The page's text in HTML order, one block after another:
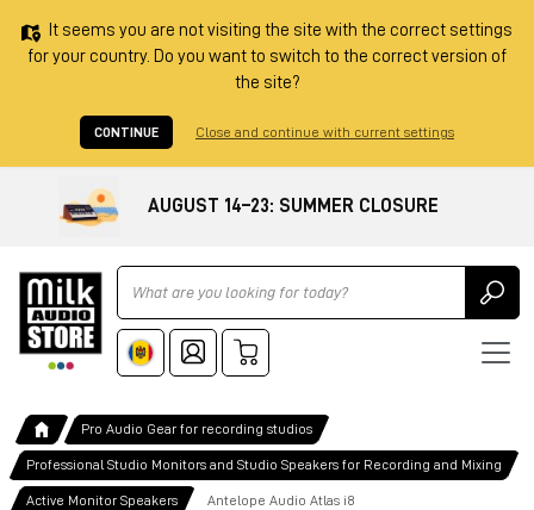
It seems you are not visiting the site with the correct settings
for your country. Do you want to switch to the correct version of
the site?
CONTINUE Close and continue with current settings
AUGUST 14–23: SUMMER CLOSURE
Ricerca
Pro Audio Gear for recording studios
Professional Studio Monitors and Studio Speakers for Recording and Mixing
Active Monitor Speakers Antelope Audio Atlas i8